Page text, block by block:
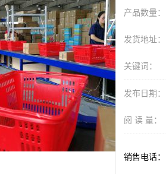
产品数量：
发货地址：
关键词：
发布日期：
阅 读 量：
销售电话：